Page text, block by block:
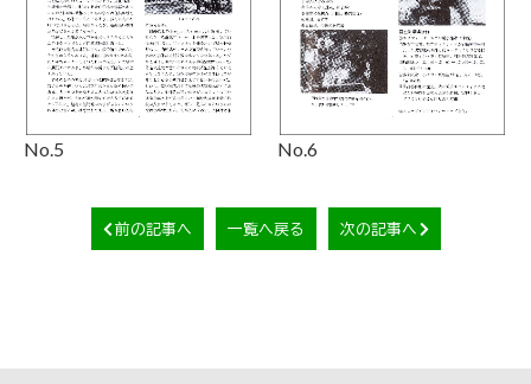
No.5 No.6
前の記事へ 一覧へ戻る 次の記事へ